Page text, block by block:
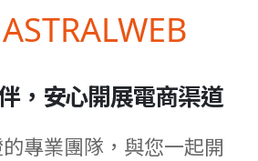
ASTRALWEB
，安心開展電商渠道
專業團隊，與您一起開